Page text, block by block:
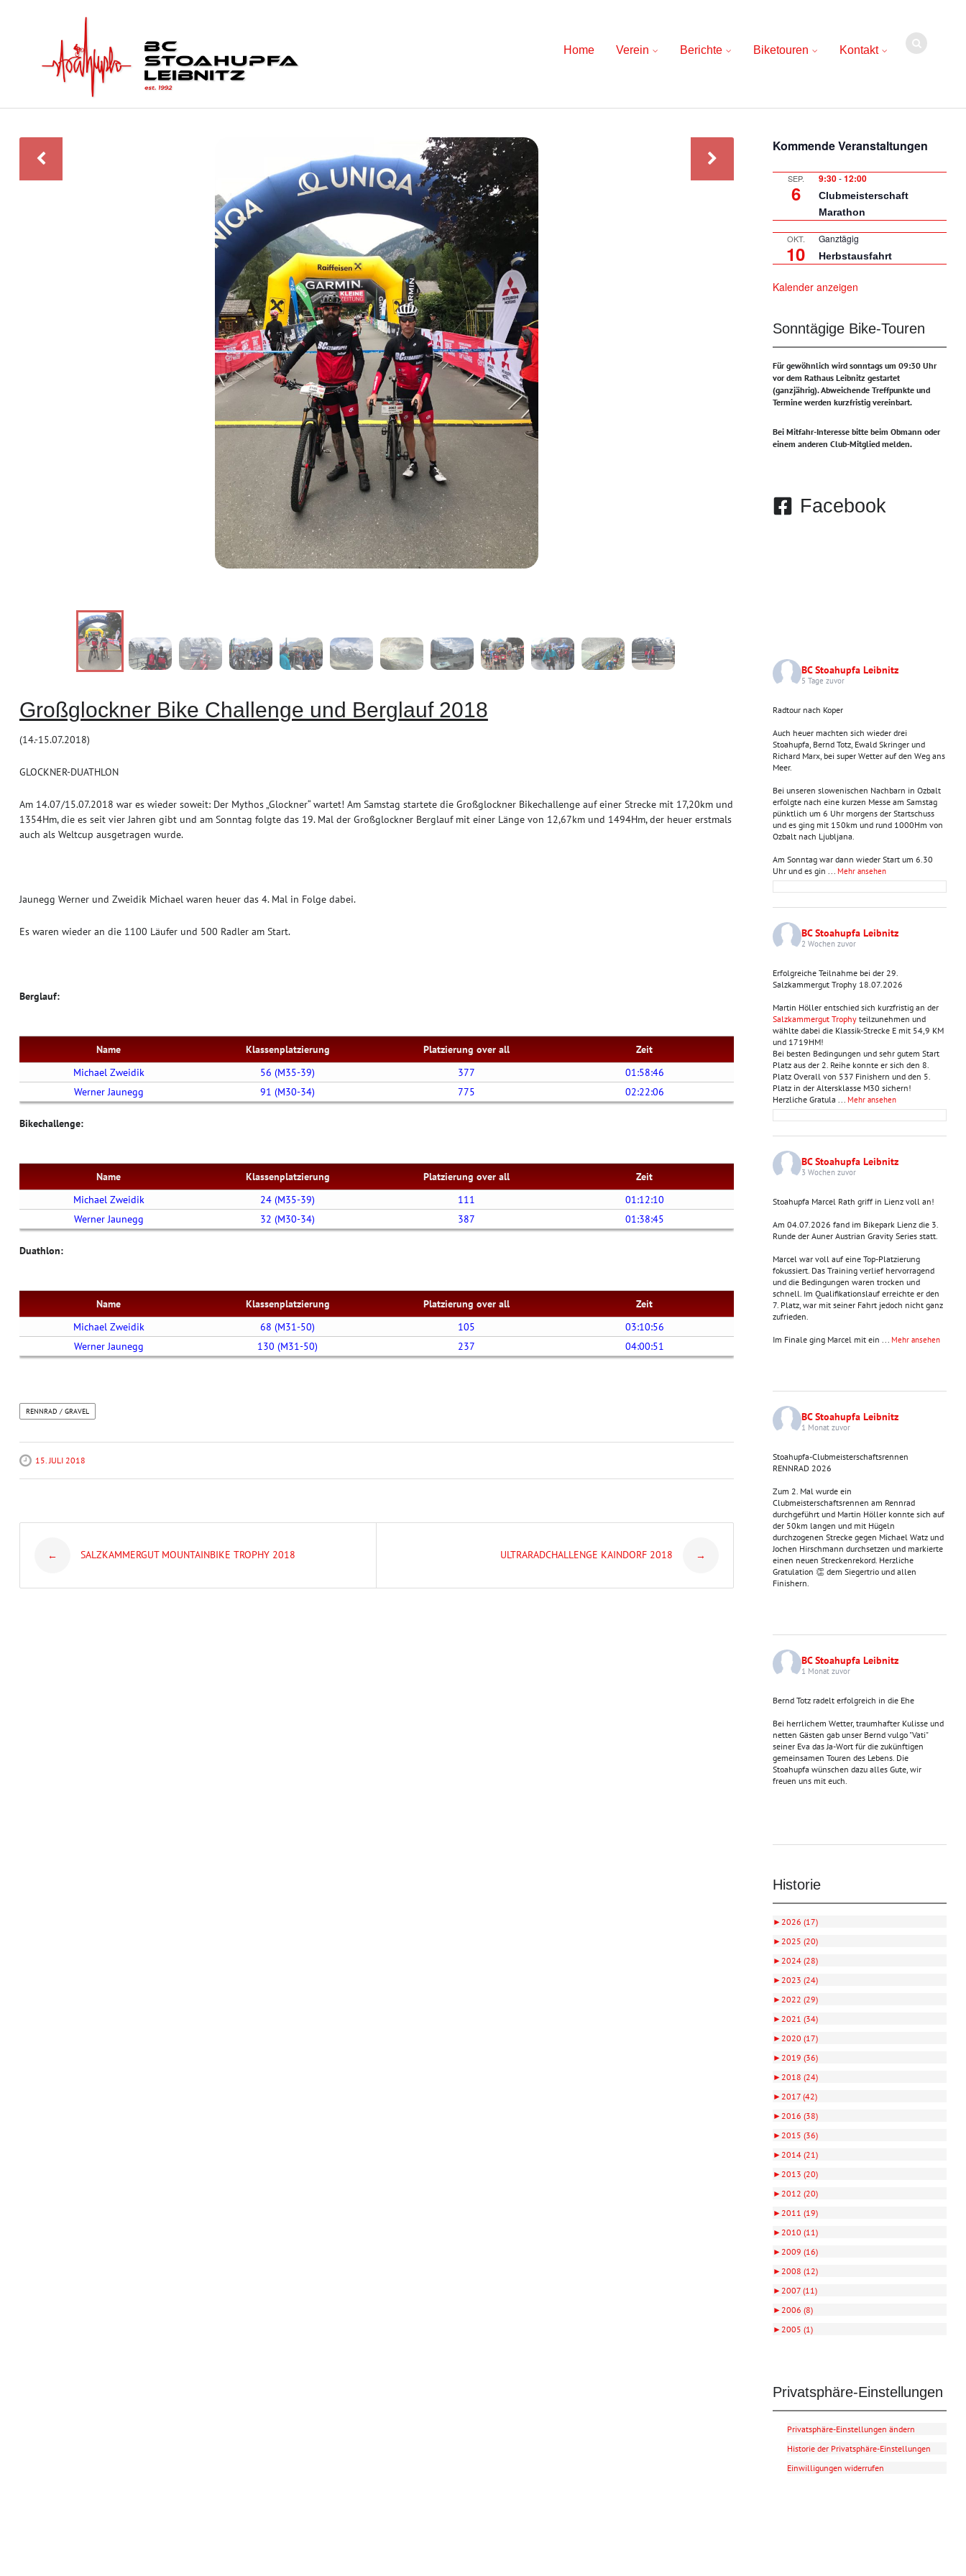
Home Verein Berichte Biketouren Kontakt
content
Großglockner Bike Challenge und Berglauf 2018
(14.-15.07.2018)
GLOCKNER-DUATHLON
Am 14.07/15.07.2018 war es wieder soweit: Der Mythos „Glockner“ wartet! Am Samstag startete die Großglockner Bikechallenge auf einer Strecke mit 17,20km und
1354Hm, die es seit vier Jahren gibt und am Sonntag folgte das 19. Mal der Großglockner Berglauf mit einer Länge von 12,67km und 1494Hm, der heuer erstmals
auch als Weltcup ausgetragen wurde.
Jaunegg Werner und Zweidik Michael waren heuer das 4. Mal in Folge dabei.
Es waren wieder an die 1100 Läufer und 500 Radler am Start.
Berglauf:
Name Klassenplatzierung Platzierung over all
Zeit
Michael Zweidik
56 (M35-39) 377
01:58:46
Werner Jaunegg
91 (M30-34) 775 02:22:06
Bikechallenge:
Name Klassenplatzierung Platzierung over all
Zeit
Michael Zweidik
24 (M35-39) 111
01:12:10
Werner Jaunegg
32 (M30-34) 387 01:38:45
Duathlon:
Name Klassenplatzierung Platzierung over all
Zeit
Michael Zweidik
68 (M31-50) 105
03:10:56
Werner Jaunegg
130 (M31-50) 237 04:00:51
RENNRAD / GRAVEL
15. JULI 2018
navigation
← SALZKAMMERGUT MOUNTAINBIKE TROPHY 2018 ULTRARADCHALLENGE KAINDORF 2018 →
Kommende Veranstaltungen
SEP.
6
9:30-12:00
Clubmeisterschaft
Marathon
OKT.
10
Ganztägig
Herbstausfahrt
Kalender anzeigen
Sonntägige Bike-Touren
Für gewöhnlich wird sonntags um 09:30 Uhr
vor dem Rathaus Leibnitz gestartet
(ganzjährig).Abweichende Treffpunkte und
Termine werden kurzfristig vereinbart.
Bei Mitfahr-Interesse bitte beim Obmann oder
einem anderen Club-Mitglied melden.
Facebook
BC Stoahupfa Leibnitz
5 Tage zuvor
Radtour nach Koper
Auch heuer machten sich wieder drei
Stoahupfa, Bernd Totz, Ewald Skringer und
Richard Marx, bei super Wetter auf den Weg ans
Meer.
Bei unseren slowenischen Nachbarn in Ozbalt
erfolgte nach eine kurzen Messe am Samstag
pünktlich um 6 Uhr morgens der Startschuss
und es ging mit 150km und rund 1000Hm von
Ozbalt nach Ljubljana.
Am Sonntag war dann wieder Start um 6.30
Uhr und es gin ... Mehr ansehen
BC Stoahupfa Leibnitz
2 Wochen zuvor
Erfolgreiche Teilnahme bei der 29.
Salzkammergut Trophy 18.07.2026
Martin Höller entschied sich kurzfristig an der
Salzkammergut Trophy teilzunehmen und
wählte dabei die Klassik-Strecke E mit 54,9 KM
und 1719HM!
Bei besten Bedingungen und sehr gutem Start
Platz aus der 2. Reihe konnte er sich den 8.
Platz Overall von 537 Finishern und den 5.
Platz in der Altersklasse M30 sichern!
Herzliche Gratula ... Mehr ansehen
BC Stoahupfa Leibnitz
3 Wochen zuvor
Stoahupfa Marcel Rath griff in Lienz voll an!
Am 04.07.2026 fand im Bikepark Lienz die 3.
Runde der Auner Austrian Gravity Series statt.
Marcel war voll auf eine Top-Platzierung
fokussiert. Das Training verlief hervorragend
und die Bedingungen waren trocken und
schnell. Im Qualifikationslauf erreichte er den
7. Platz, war mit seiner Fahrt jedoch nicht ganz
zufrieden.
Im Finale ging Marcel mit ein ... Mehr ansehen
BC Stoahupfa Leibnitz
1 Monat zuvor
Stoahupfa-Clubmeisterschaftsrennen
RENNRAD 2026
Zum 2. Mal wurde ein
Clubmeisterschaftsrennen am Rennrad
durchgeführt und Martin Höller konnte sich auf
der 50km langen und mit Hügeln
durchzogenen Strecke gegen Michael Watz und
Jochen Hirschmann durchsetzen und markierte
einen neuen Streckenrekord. Herzliche
Gratulation 👏 dem Siegertrio und allen
Finishern.
BC Stoahupfa Leibnitz
1 Monat zuvor
Bernd Totz radelt erfolgreich in die Ehe
Bei herrlichem Wetter, traumhafter Kulisse und
netten Gästen gab unser Bernd vulgo "Vati"
seiner Eva das Ja-Wort für die zukünftigen
gemeinsamen Touren des Lebens. Die
Stoahupfa wünschen dazu alles Gute, wir
freuen uns mit euch.
Historie
►2026 (17)
►2025 (20)
►2024 (28)
►2023 (24)
►2022 (29)
►2021 (34)
►2020 (17)
►2019 (36)
►2018 (24)
►2017 (42)
►2016 (38)
►2015 (36)
►2014 (21)
►2013 (20)
►2012 (20)
►2011 (19)
►2010 (11)
►2009 (16)
►2008 (12)
►2007 (11)
►2006 (8)
►2005 (1)
Privatsphäre-Einstellungen
Privatsphäre-Einstellungen ändern
Historie der Privatsphäre-Einstellungen
Einwilligungen widerrufen